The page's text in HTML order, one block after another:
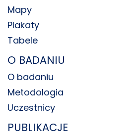
Mapy
Plakaty
Tabele
O BADANIU
O badaniu
Metodologia
Uczestnicy
PUBLIKACJE